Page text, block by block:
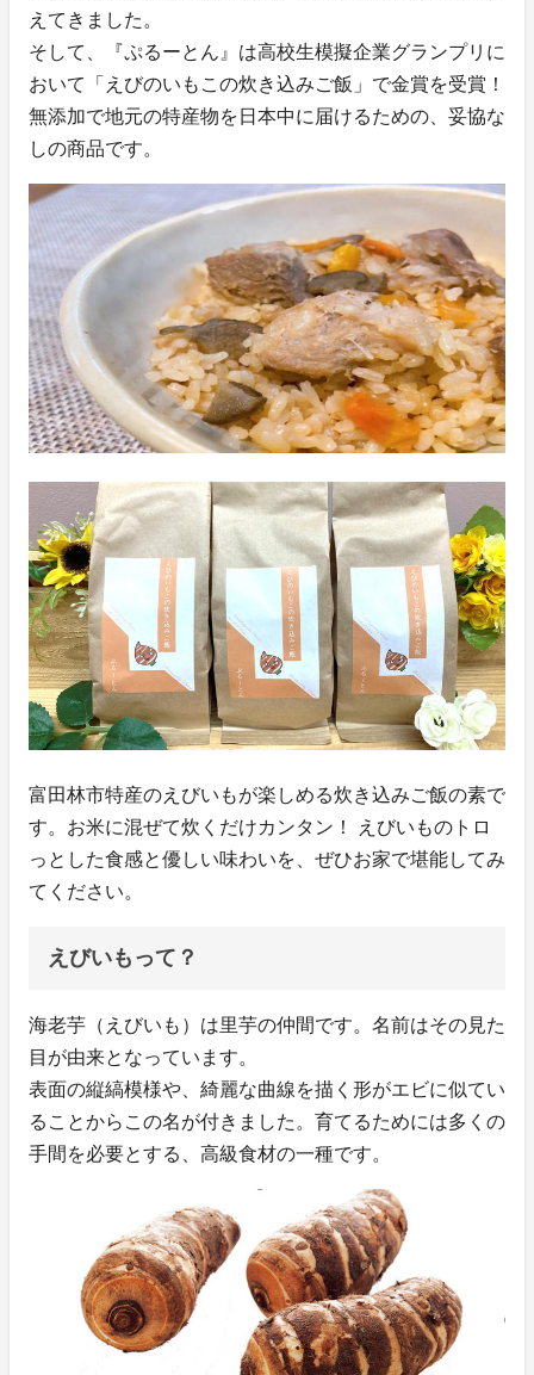
えてきました。
そして、『ぷるーとん』は高校生模擬企業グランプリに
おいて「えびのいもこの炊き込みご飯」で金賞を受賞！
無添加で地元の特産物を日本中に届けるための、妥協な
しの商品です。
富田林市特産のえびいもが楽しめる炊き込みご飯の素で
す。お米に混ぜて炊くだけカンタン！ えびいものトロ
っとした食感と優しい味わいを、ぜひお家で堪能してみ
てください。
えびいもって？
海老芋（えびいも）は里芋の仲間です。名前はその見た
目が由来となっています。
表面の縦縞模様や、綺麗な曲線を描く形がエビに似てい
ることからこの名が付きました。育てるためには多くの
手間を必要とする、高級食材の一種です。